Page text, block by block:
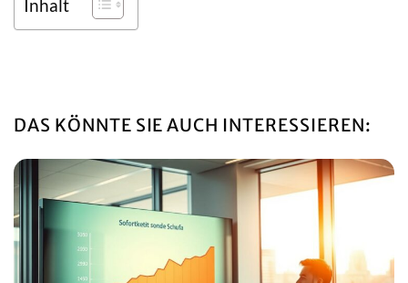
Inhalt
DAS KÖNNTE SIE AUCH INTERESSIEREN: